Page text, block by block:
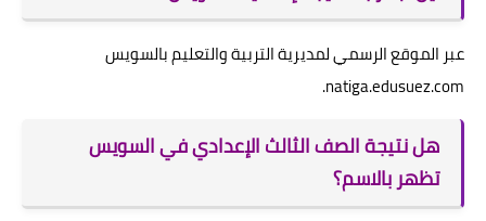
عبر الموقع الرسمي لمديرية التربية والتعليم بالسويس
natiga.edusuez.com.
هل نتيجة الصف الثالث الإعدادي في السويس
تظهر بالاسم؟